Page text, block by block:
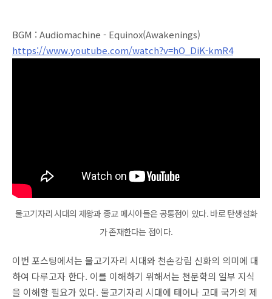
BGM : Audiomachine - Equinox(Awakenings)
https://www.youtube.com/watch?v=hO_DiK-kmR4
물고기자리 시대의 제왕과 종교 메시아들은 공통점이 있다. 바로 탄생설화
가 존재한다는 점이다.
이번 포스팅에서는 물고기자리 시대와 천손강림 신화의 의미에 대
하여 다루고자 한다. 이를 이해하기 위해서는 천문학의 일부 지식
을 이해할 필요가 있다. 물고기자리 시대에 태어나 고대 국가의 제